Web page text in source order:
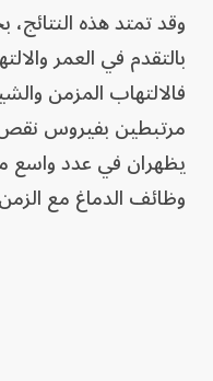
وقد تمتد هذه
بالتقدم في العمر
فالالتهاب المزمن
مرتبطين بفيروس نقص
يظهران في عدد واسع
وظائف الدماغ مع